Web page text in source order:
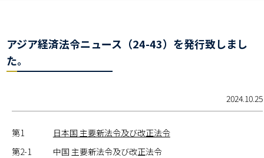
アジア経済法令ニュース（24-43）を発行致しまし
た。
2024.10.25
第1
日本国 主要新法令及び改正法令
第2-1
中国 主要新法令及び改正法令